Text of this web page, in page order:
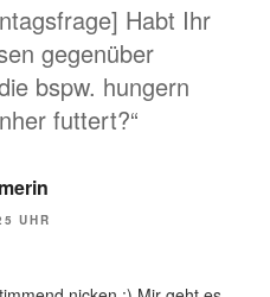
Habt Ihr
gegenüber
bspw. hungern
futtert?“
UHR